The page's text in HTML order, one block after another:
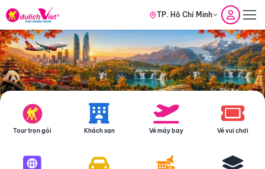
TP. Hồ Chí Minh
Tour trọn gói Khách sạn Vé máy bay Vé vui chơi